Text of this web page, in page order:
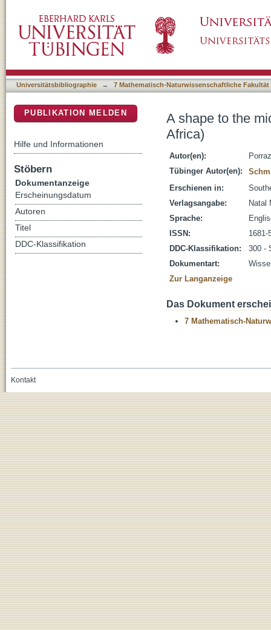
Universitätsbibliographie → 7 Mathematisch-Naturwissenschaftliche Fakultät
A shape to the
Africa)
Autor(en):
Tübinger Autor(en):
Erschienen in:
Verlagsangabe:
Natal
Sprache:
ISSN:
1681-
DDC-Klassifikation:
300 -
Dokumentart:
Zur Langanzeige
Das Dokument
7 Mathematisch-
PUBLIKATION MELDEN
Hilfe und Informationen
Stöbern
Dokumentanzeige
Erscheinungsdatum
Autoren
Titel
DDC-Klassifikation
Kontakt